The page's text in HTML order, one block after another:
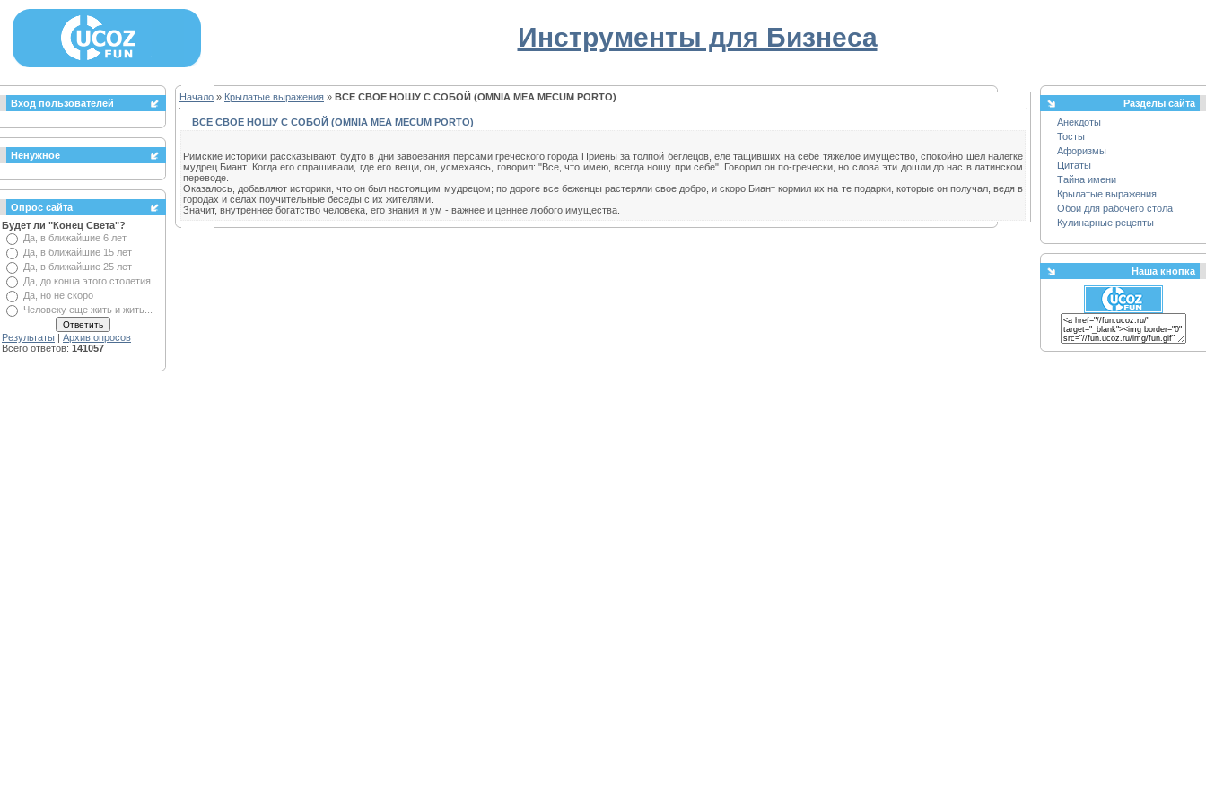
Инструменты для Бизнеса
Вход пользователей
Ненужное
Опрос сайта
Будет ли "Конец Света"?
Да, в ближайшие 6 лет
Да, в ближайшие 15 лет
Да, в ближайшие 25 лет
Да, до конца этого столетия
Да, но не скоро
Человеку еще жить и жить...
Результаты | Архив опросов
Всего ответов: 141057
Начало » Крылатые выражения » ВСЕ СВОЕ НОШУ С СОБОЙ (OMNIA МЕА MECUM PORTO)
ВСЕ СВОЕ НОШУ С СОБОЙ (OMNIA МЕА MECUM PORTO)
Римские историки рассказывают, будто в дни завоевания персами греческого города Приены за толпой беглецов, еле тащивших на себе тяжелое имущество, спокойно шел налегке
мудрец Биант. Когда его спрашивали, где его вещи, он, усмехаясь, говорил: "Все, что имею, всегда ношу при себе". Говорил он по-гречески, но слова эти дошли до нас в латинском
переводе.
Оказалось, добавляют историки, что он был настоящим мудрецом; по дороге все беженцы растеряли свое добро, и скоро Биант кормил их на те подарки, которые он получал, ведя в
городах и селах поучительные беседы с их жителями.
Значит, внутреннее богатство человека, его знания и ум - важнее и ценнее любого имущества.
Разделы сайта
Анекдоты
Тосты
Афоризмы
Цитаты
Тайна имени
Крылатые выражения
Обои для рабочего стола
Кулинарные рецепты
Наша кнопка